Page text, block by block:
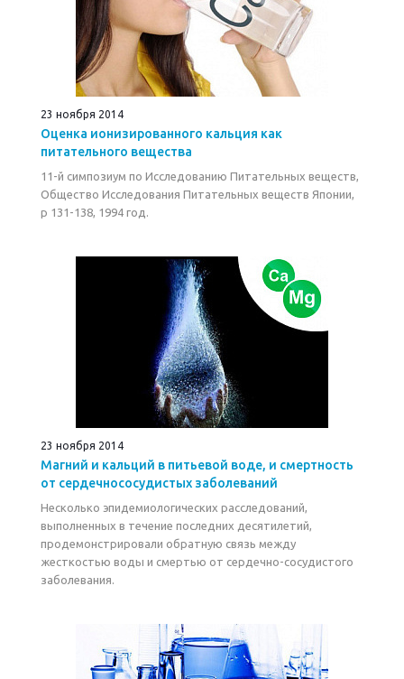
23 ноября 2014
Оценка ионизированного кальция как
питательного вещества
11-й симпозиум по Исследованию Питательных веществ,
Общество Исследования Питательных веществ Японии,
p 131-138, 1994 год.
23 ноября 2014
Магний и кальций в питьевой воде, и смертность
от сердечнососудистых заболеваний
Несколько эпидемиологических расследований,
выполненных в течение последних десятилетий,
продемонстрировали обратную связь между
жесткостью воды и смертью от сердечно-сосудистого
заболевания.